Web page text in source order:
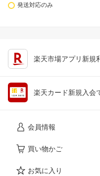
発送対応のみ
楽天市場アプリ新規
楽天カード新規入会
会員情報
買い物かご
お気に入り